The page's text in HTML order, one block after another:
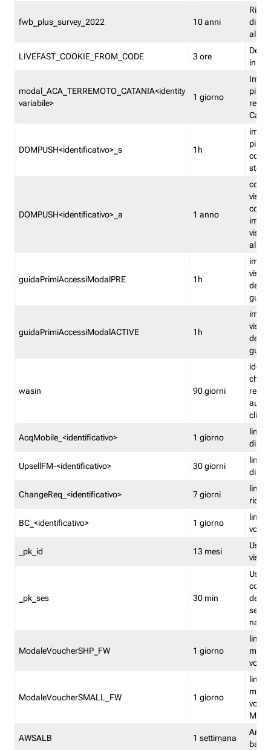
fwb_plus_survey_2022 10 anni
di
LIVEFAST_COOKIE_FROM_CODE 3 ore
in
modal_ACA_TERREMOTO_CATANIA<identity
variabile>
1 giorno
più
DOMPUSH<identificativo>_s 1h
più
DOMPUSH<identificativo>_a 1 anno
guidaPrimiAccessiModalPRE 1h
della
guidaPrimiAccessiModalACTIVE 1h
della
wasin 90 giorni
che
rete
clienti
AcqMobile_<identificativo> 1 giorno
limita
di
UpsellFM-<identificativo> 30 giorni
limita
di
ChangeReq_<identificativo> 7 giorni
limita
BC_<identificativo> 1 giorno
limita
_pk_id 13 mesi
_pk_ses 30 min
ModaleVoucherSHP_FW 1 giorno
ModaleVoucherSMALL_FW 1 giorno
AWSALB 1 settimana